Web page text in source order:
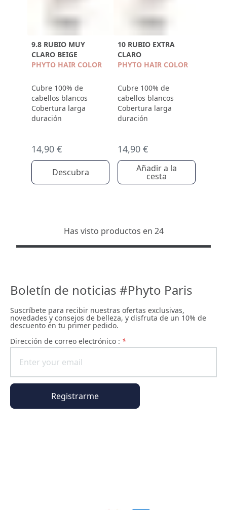
9.8 RUBIO MUY
CLARO BEIGE
PHYTO HAIR COLOR
Cubre 100% de
cabellos blancos
Cobertura larga
duración
14,90 €
Descubra
10 RUBIO EXTRA
CLARO
PHYTO HAIR COLOR
Cubre 100% de
cabellos blancos
Cobertura larga
duración
14,90 €
Añadir a la
cesta
Has visto productos en 24
Boletín de noticias #Phyto Paris
Suscríbete para recibir nuestras ofertas exclusivas,
novedades y consejos de belleza, y disfruta de un 10% de
descuento en tu primer pedido.
Dirección de correo electrónico : *
Registrarme